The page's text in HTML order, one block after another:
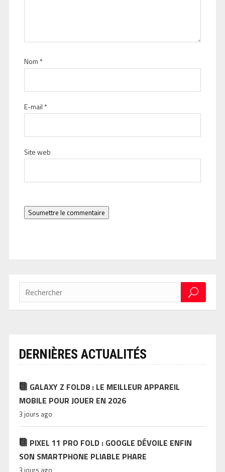
Nom *
E-mail *
Site web
Soumettre le commentaire
DERNIÈRES ACTUALITÉS
GALAXY Z FOLD8 : LE MEILLEUR APPAREIL
MOBILE POUR JOUER EN 2026
3 jours ago
PIXEL 11 PRO FOLD : GOOGLE DÉVOILE ENFIN
SON SMARTPHONE PLIABLE PHARE